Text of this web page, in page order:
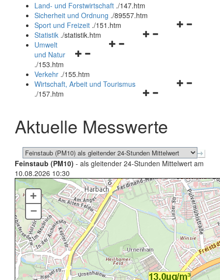
und
schließen
Land- und Forstwirtschaft ./147.htm
Sicherheit und Ordnung ./89557.htm
Navigationsmenü
Sport und Freizeit ./151.htm
Navigationsmenü
Statistik ./statistik.htm
Navigationsmenü
und
schließen
Umwelt
und Natur
./153.htm
Verkehr ./155.htm
Navigationsmenü
schließen
Wirtschaft, Arbeit und Tourismus
./157.htm
Aktuelle Messwerte
Feinstaub (PM10) - als gleitender 24-Stunden Mittelwert am
10.08.2026 10:30
+
–